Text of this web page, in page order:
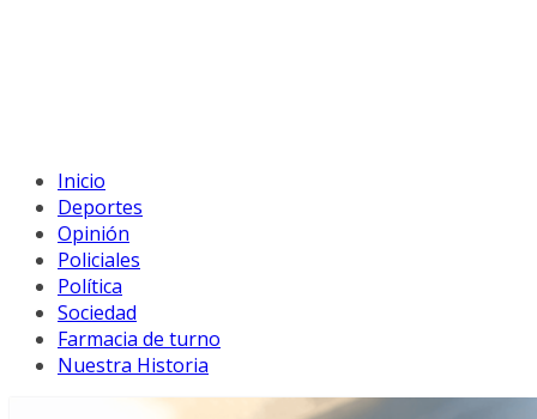
Inicio
Deportes
Opinión
Policiales
Política
Sociedad
Farmacia de turno
Nuestra Historia